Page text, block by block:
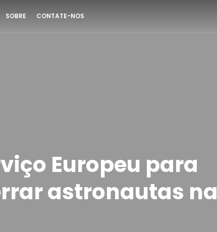
SOBRE CONTATE-NOS
Europeu para
astronautas na